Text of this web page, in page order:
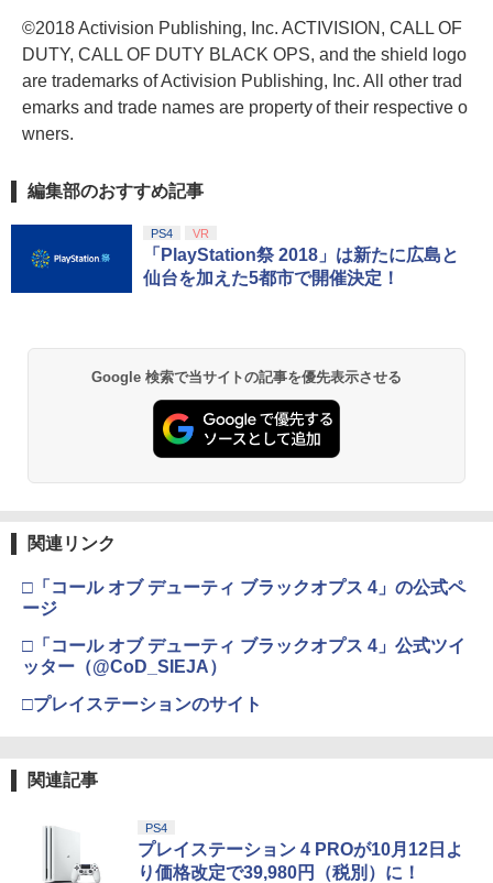
©2018 Activision Publishing, Inc. ACTIVISION, CALL OF
DUTY, CALL OF DUTY BLACK OPS, and the shield logo
are trademarks of Activision Publishing, Inc. All other trad
emarks and trade names are property of their respective o
wners.
編集部のおすすめ記事
PS4 VR
「PlayStation祭 2018」は新たに広島と
仙台を加えた5都市で開催決定！
Google 検索で当サイトの記事を優先表示させる
関連リンク
□「コール オブ デューティ ブラックオプス 4」の公式ペ
ージ
□「コール オブ デューティ ブラックオプス 4」公式ツイ
ッター（@CoD_SIEJA）
□プレイステーションのサイト
関連記事
PS4
プレイステーション 4 PROが10月12日よ
り価格改定で39,980円（税別）に！